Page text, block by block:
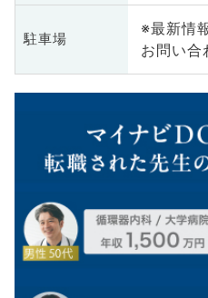
駐車場
※最新情
お問い合